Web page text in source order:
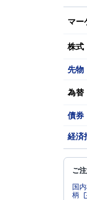
マー
株式
先物
為替
債券
経済
ご
国
柄